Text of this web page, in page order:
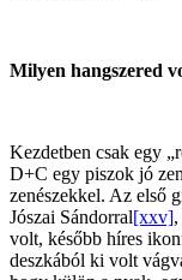
Milyen hangszered
Kezdetben csak egy
D+C egy piszok jó
zenészekkel. Az első
Jószai Sándorral[xxv]
volt, később híres
deszkából ki volt